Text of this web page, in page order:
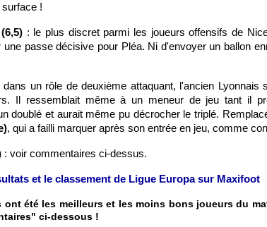
!
: le plus discret parmi les joueurs offensifs de
passe décisive pour Pléa. Ni d'envoyer un ballon
dans un rôle de deuxième attaquant, l'ancien Lyonnais
Il ressemblait même à un meneur de jeu tant il
doublé et aurait même pu décrocher le triplé.
, qui a failli marquer après son entrée en jeu, comme
: voir commentaires ci-dessus.
et le classement de Ligue Europa sur Maxifoot
ont été les meilleurs et les moins bons joueurs du
ci-dessous !